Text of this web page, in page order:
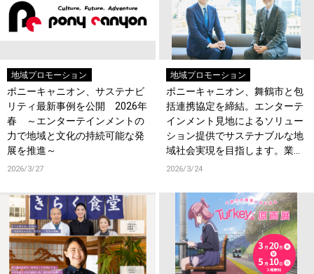
地域プロモーション
ポニーキャニオン、サステナビ
リティ最新事例を公開 2026年
春 ～エンターテインメントの
力で地域と文化の持続可能な発
展を推進～
2026/3/27
地域プロモーション
ポニーキャニオン、舞鶴市と包
括連携協定を締結。エンターテ
インメント見地によるソリュー
ション提供でサステナブルな地
域社会実現を目指します。業界
初の双方向人材交流も実施！
2026/3/24